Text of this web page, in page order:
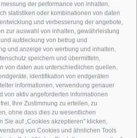
der performance von inhalten,
statistiken oder kombinationen von daten
und verbesserung der angebote,
zur auswahl von inhalten, gewährleistung
aufdeckung von betrug und
und anzeige von werbung und inhalten,
speichern und übermitteln,
von daten aus unterschiedlichen quellen,
identifikation von endgeräten
informationen, verwendung genauer
von aktiv angeforderten informationen
Ihre Zustimmung zu erteilen, zu
ohne dass dies zu wesentlichen
Sie auf „Cookies akzeptieren" klicken,
von Cookies und ähnlichen Tools
und Landmaschinen
Fuggerstraße 18
Südtirol (BZ)
+39 0472 766010
+39 0472 766585